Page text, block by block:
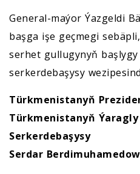
General-maýor Ýazgeldi
başga işe geçmegi
serhet gullugynyň
serkerdebaşysy
Türkmenistanyň
Türkmenistanyň
Serkerdebaşysy
Serdar